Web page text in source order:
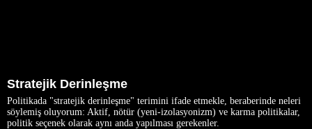
Stratejik Derinleşme
Politikada "stratejik derinleşme" terimini ifade etmekle, beraberinde neleri
söylemiş oluyorum: Aktif, nötür (yeni-izolasyonizm) ve karma politikalar,
politik seçenek olarak aynı anda yapılması gerekenler.